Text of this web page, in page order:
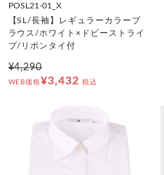
POSL21-01_X
【SL/長袖】レギュラーカラーブ
ラウス/ホワイト×ドビーストライ
プ/リボンタイ付
¥4,290
WEB価格¥3,432 税込